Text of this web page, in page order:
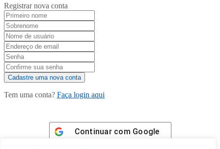
Registrar nova conta
Tem uma conta? Faça login aqui
Continuar com Google